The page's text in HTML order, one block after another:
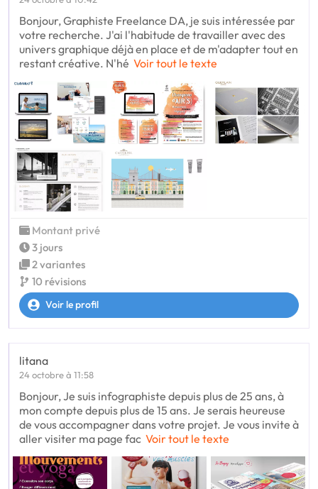
Bonjour, Graphiste Freelance DA, je suis intéressée par
votre recherche. J'ai l'habitude de travailler avec des
univers graphique déjà en place et de m'adapter tout en
restant créative. N'hé Voir tout le texte
Montant privé
3 jours
2 variantes
10 révisions
Voir le profil
litana
24 octobre à 11:58
Bonjour, Je suis infographiste depuis plus de 25 ans, à
mon compte depuis plus de 15 ans. Je serais heureuse
de vous accompagner dans votre projet. Je vous invite à
aller visiter ma page fac Voir tout le texte